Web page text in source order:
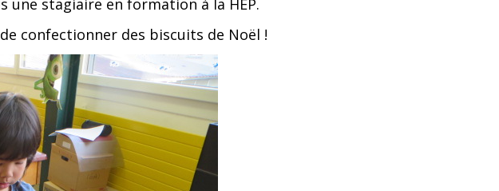
une stagiaire en formation à la HEP.
confectionner des biscuits de Noël !